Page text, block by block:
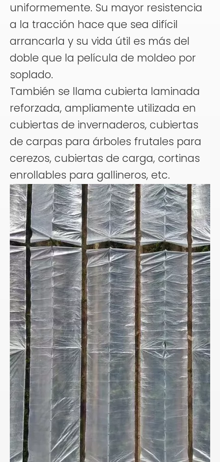
uniformemente. Su mayor resistencia
a la tracción hace que sea difícil
arrancarla y su vida útil es más del
doble que la película de moldeo por
soplado.
También se llama cubierta laminada
reforzada, ampliamente utilizada en
cubiertas de invernaderos, cubiertas
de carpas para árboles frutales para
cerezos, cubiertas de carga, cortinas
enrollables para gallineros, etc.